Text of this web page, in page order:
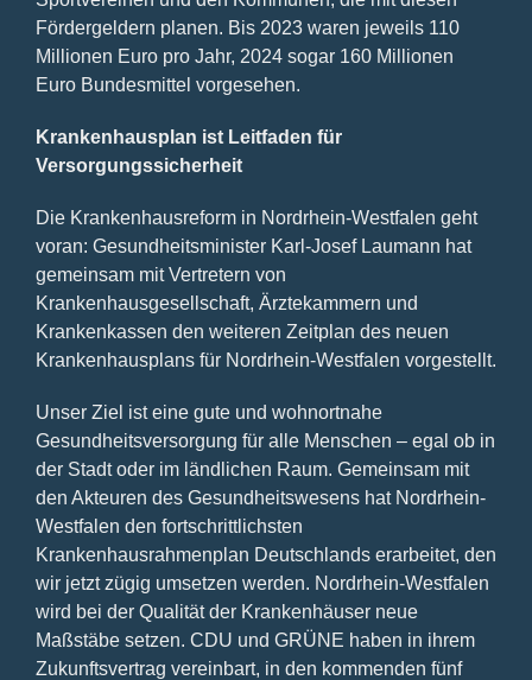
Fördergeldern planen. Bis 2023 waren jeweils 110
Millionen Euro pro Jahr, 2024 sogar 160 Millionen
Euro Bundesmittel vorgesehen.
Krankenhausplan ist Leitfaden für
Versorgungssicherheit
Die Krankenhausreform in Nordrhein-Westfalen geht
voran: Gesundheitsminister Karl-Josef Laumann hat
gemeinsam mit Vertretern von
Krankenhausgesellschaft, Ärztekammern und
Krankenkassen den weiteren Zeitplan des neuen
Krankenhausplans für Nordrhein-Westfalen vorgestellt.
Unser Ziel ist eine gute und wohnortnahe
Gesundheitsversorgung für alle Menschen – egal ob in
der Stadt oder im ländlichen Raum. Gemeinsam mit
den Akteuren des Gesundheitswesens hat Nordrhein-
Westfalen den fortschrittlichsten
Krankenhausrahmenplan Deutschlands erarbeitet, den
wir jetzt zügig umsetzen werden. Nordrhein-Westfalen
wird bei der Qualität der Krankenhäuser neue
Maßstäbe setzen. CDU und GRÜNE haben in ihrem
Zukunftsvertrag vereinbart, in den kommenden fünf